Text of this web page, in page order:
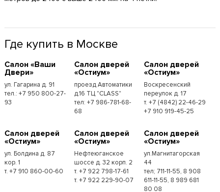
Где купить в Москве
Cалон «Ваши
Двери»
ул. Гагарина д. 91
тел.: +7 950 800-27-
93
Cалон дверей
«Остиум»
проезд Автоматики
д.16 ТЦ "CLASS"
тел: +7 986-781-68-
68
Cалон дверей
«Остиум»
Воскресенский
переулок д. 17
т. +7 (4842) 22-46-29
+7 910 919-45-25
Cалон дверей
«Остиум»
ул. Болдина д. 87
кор. 1
т. +7 910 860-00-60
Cалон дверей
«Остиум»
Нефтеюганское
шоссе д. 32 корп. 2
т. +7 922 798-17-61
т. +7 922 229-90-07
Cалон дверей
«Остиум»
ул.Магнитагорская
44
тел; 711-11-55, 8 908
611-11-55, 8 989 681
80 08